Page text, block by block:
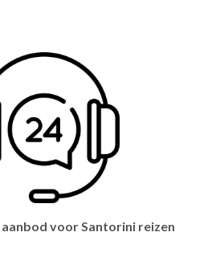
voor Santorini reizen